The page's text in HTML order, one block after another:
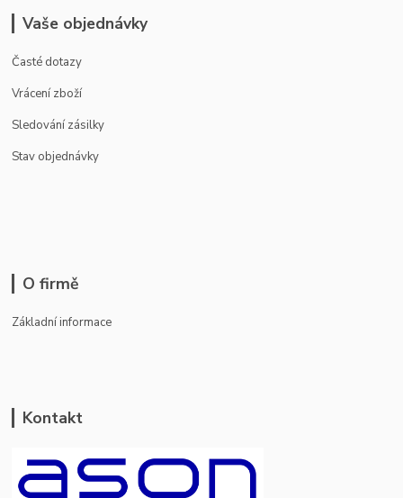
Vaše objednávky
Časté dotazy
Vrácení zboží
Sledování zásilky
Stav objednávky
O firmě
Základní informace
Kontakt